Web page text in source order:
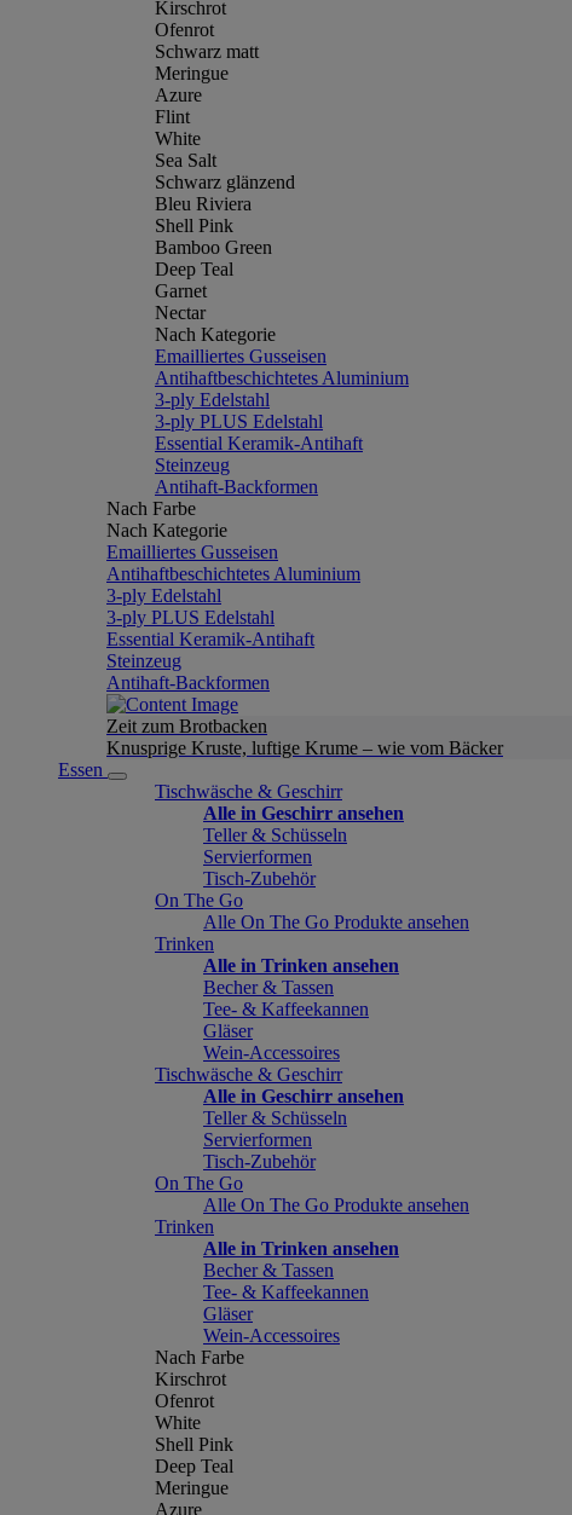
Kirschrot
Ofenrot
Schwarz matt
Meringue
Azure
Flint
White
Sea Salt
Schwarz glänzend
Bleu Riviera
Shell Pink
Bamboo Green
Deep Teal
Garnet
Nectar
Nach Kategorie
Emailliertes Gusseisen
Antihaftbeschichtetes Aluminium
3-ply Edelstahl
3-ply PLUS Edelstahl
Essential Keramik-Antihaft
Steinzeug
Antihaft-Backformen
Nach Farbe
Nach Kategorie
Emailliertes Gusseisen
Antihaftbeschichtetes Aluminium
3-ply Edelstahl
3-ply PLUS Edelstahl
Essential Keramik-Antihaft
Steinzeug
Antihaft-Backformen
Zeit zum Brotbacken
Knusprige Kruste, luftige Krume – wie vom Bäcker
Essen
Tischwäsche & Geschirr
Alle in Geschirr ansehen
Teller & Schüsseln
Servierformen
Tisch-Zubehör
On The Go
Alle On The Go Produkte ansehen
Trinken
Alle in Trinken ansehen
Becher & Tassen
Tee- & Kaffeekannen
Gläser
Wein-Accessoires
Tischwäsche & Geschirr
Alle in Geschirr ansehen
Teller & Schüsseln
Servierformen
Tisch-Zubehör
On The Go
Alle On The Go Produkte ansehen
Trinken
Alle in Trinken ansehen
Becher & Tassen
Tee- & Kaffeekannen
Gläser
Wein-Accessoires
Nach Farbe
Kirschrot
Ofenrot
White
Shell Pink
Deep Teal
Meringue
Azure